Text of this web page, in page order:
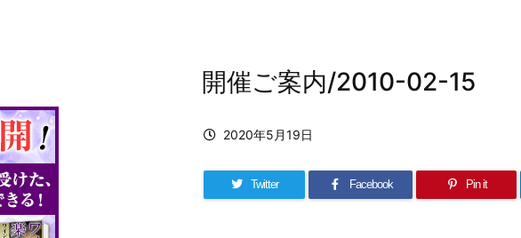
開催ご案内/2010-02-15
2020年5月19日
Twitter Facebook Pin it